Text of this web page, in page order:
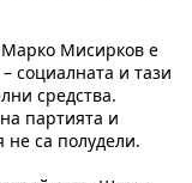
Мисирков е
социалната и тази
средства.
партията и
са полудели.